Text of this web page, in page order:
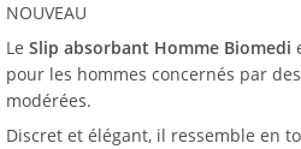
NOUVEAU
Le Slip absorbant Homme Biomedi
pour les hommes concernés par
modérées.
Discret et élégant, il ressemble en